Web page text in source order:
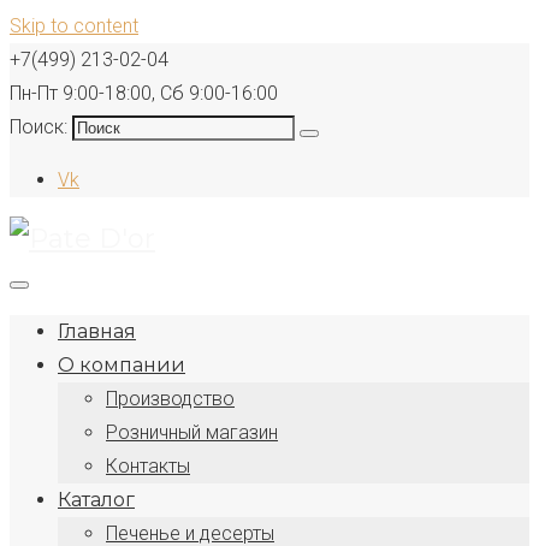
Skip to content
+7(499) 213-02-04
Пн-Пт 9:00-18:00, Сб 9:00-16:00
Поиск:
Vk
Главная
О компании
Производство
Розничный магазин
Контакты
Каталог
Печенье и десерты